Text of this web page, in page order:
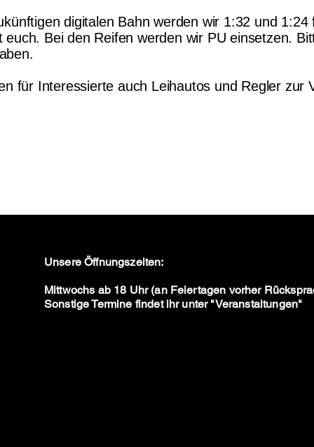
digitalen Bahn werden wir 1:32 und
euch. Bei den Reifen werden wir PU einsetzen.
für Interessierte auch Leihautos und Regler zur
Unsere Öffnungszeiten:
Mittwochs ab 18 Uhr (an Feiertagen vorher
Sonstige Termine findet ihr unter "Veranstaltungen"